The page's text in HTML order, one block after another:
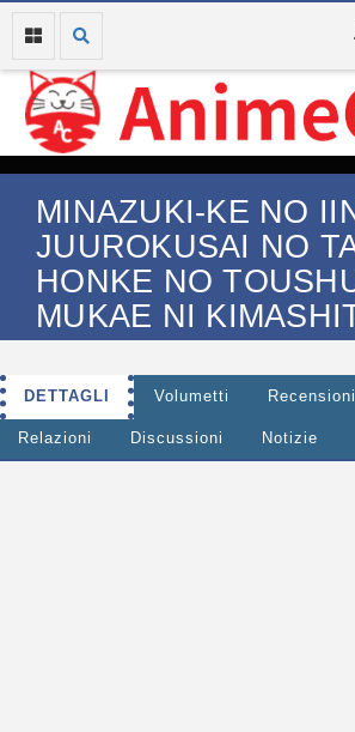
MINAZUKI-KE NO
JUUROKUSAI NO
HONKE NO
MUKAE NI
DETTAGLI Volumetti Recensioni
Relazioni Discussioni Notizie